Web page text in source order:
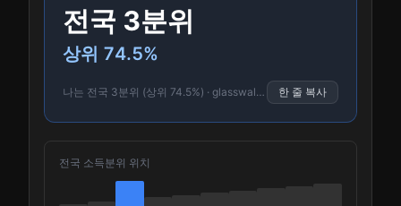
전국 3분위
상위 74.5%
나는 전국 3분위 (상위 74.5%) · glasswallet.com 한 줄 복사
전국 소득분위 위치